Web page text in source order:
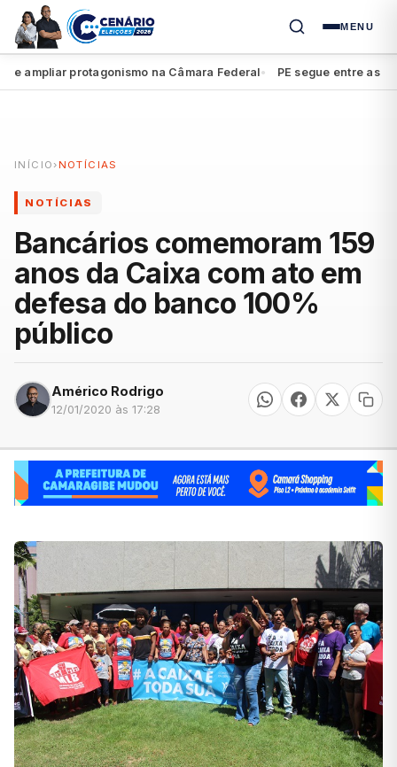
MENU
protagonismo na Câmara Federal● PE segue entre as três
INÍCIO ›NOTÍCIAS
NOTÍCIAS
Bancários comemoram 159
anos da Caixa com ato em
defesa do banco 100%
público
Américo Rodrigo
12/01/2020 às 17:28